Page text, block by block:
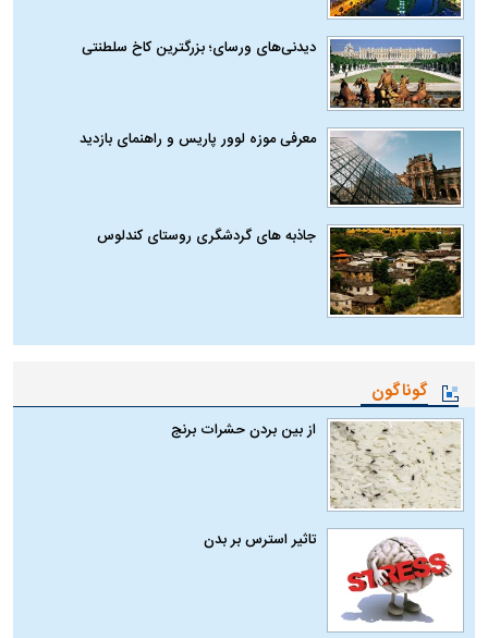
دیدنی‌های ورسای؛ بزرگترین کاخ سلطنتی
معرفی موزه لوور پاریس و راهنمای بازدید
جاذبه های گردشگری روستای کندلوس
گوناگون
از بین بردن حشرات برنج
تاثیر استرس بر بدن